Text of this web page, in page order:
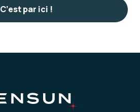
C’est par ici !